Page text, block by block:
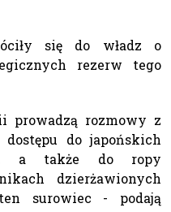
się do władz o
rezerw tego
prowadzą rozmowy z
do japońskich
a także do ropy
dzierżawionych
surowiec - podają